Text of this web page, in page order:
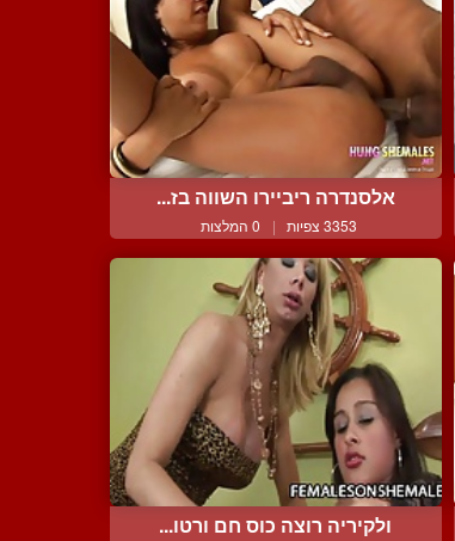
אלסנדרה ריביירו השווה בז...
3353 צפיות | 0 המלצות
ולקיריה רוצה כוס חם ורטו...